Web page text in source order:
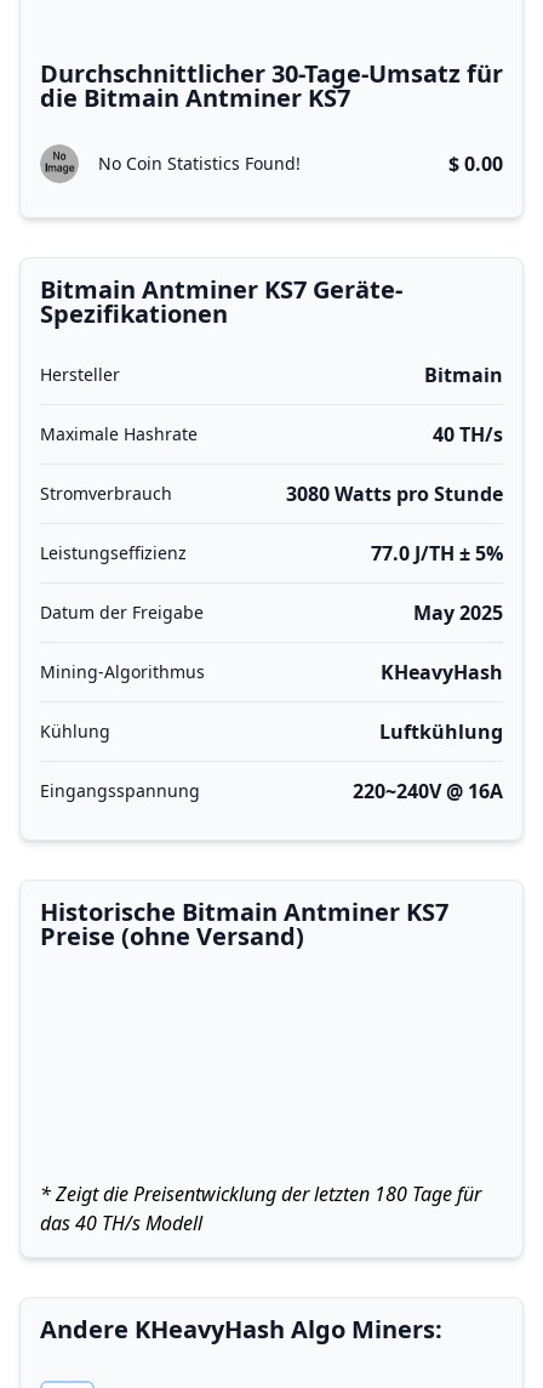
Durchschnittlicher 30-Tage-Umsatz für
die Bitmain Antminer KS7
No Coin Statistics Found! $ 0.00
Bitmain Antminer KS7 Geräte-
Spezifikationen
Hersteller Bitmain
Maximale Hashrate 40 TH/s
Stromverbrauch 3080 Watts pro Stunde
Leistungseffizienz 77.0 J/TH ± 5%
Datum der Freigabe May 2025
Mining-Algorithmus KHeavyHash
Kühlung Luftkühlung
Eingangsspannung 220~240V @ 16A
Historische Bitmain Antminer KS7
Preise (ohne Versand)
* Zeigt die Preisentwicklung der letzten 180 Tage für
das 40 TH/s Modell
Andere KHeavyHash Algo Miners: